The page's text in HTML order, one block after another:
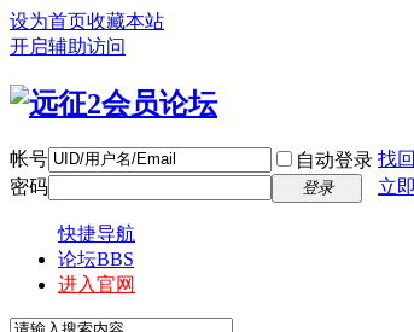
设为首页收藏本站
开启辅助访问
帐号 自动登录 找
密码
登录 立
快捷导航
论坛BBS
进入官网